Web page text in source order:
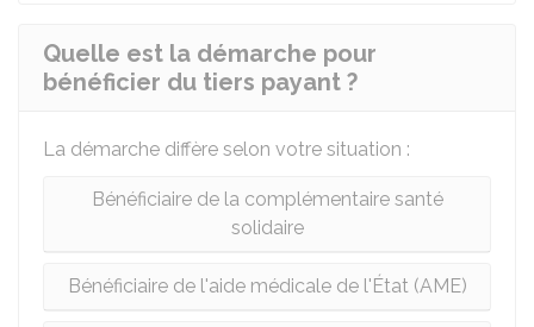
Quelle est la démarche pour
bénéficier du tiers payant ?
La démarche diffère selon votre situation :
Bénéficiaire de la complémentaire santé
solidaire
Bénéficiaire de l'aide médicale de l'État (AME)